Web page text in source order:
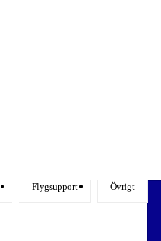
Flygsupport
Övrigt